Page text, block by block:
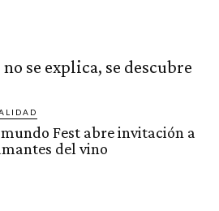
se explica, se descubre
Fest abre invitación a
del vino